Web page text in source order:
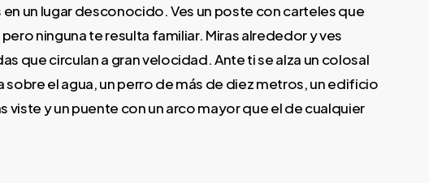
un lugar desconocido. Ves un poste con carteles que
ninguna te resulta familiar. Miras alrededor y ves
que circulan a gran velocidad. Ante ti se alza un colosal
el agua, un perro de más de diez metros, un edificio
viste y un puente con un arco mayor que el de cualquier